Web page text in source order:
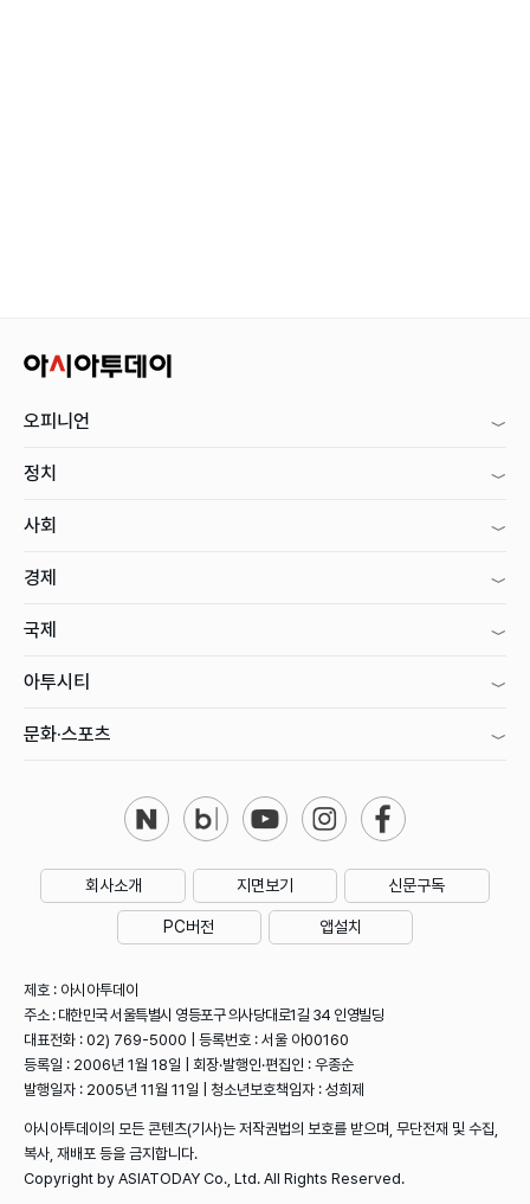
오피니언
정치
사회
경제
국제
아투시티
문화·스포츠
회사소개 지면보기 신문구독
PC버전 앱설치
제호 : 아시아투데이
주소 : 대한민국 서울특별시 영등포구 의사당대로1길 34 인영빌딩
대표전화 : 02) 769-5000 | 등록번호 : 서울 아00160
등록일 : 2006년 1월 18일 | 회장·발행인·편집인 : 우종순
발행일자 : 2005년 11월 11일 | 청소년보호책임자 : 성희제
아시아투데이의 모든 콘텐츠(기사)는 저작권법의 보호를 받으며, 무단전재 및 수집,
복사, 재배포 등을 금지합니다.
Copyright by ASIATODAY Co., Ltd. All Rights Reserved.